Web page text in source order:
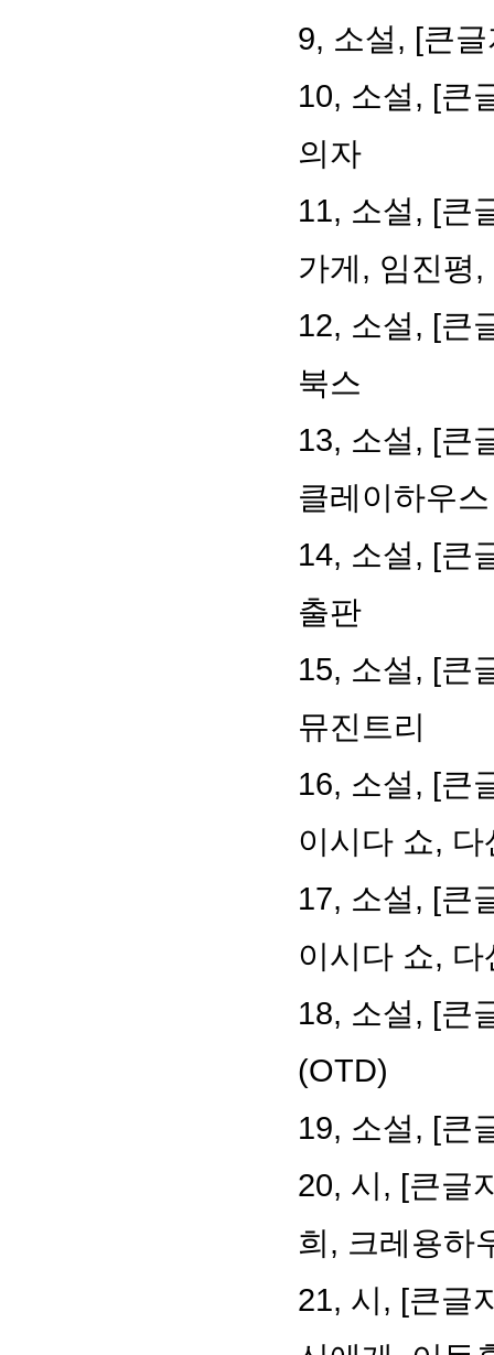
9, 소설, [큰
10, 소설, [큰
의자
11, 소설, [큰
가게, 임진평
12, 소설, [큰
북스
13, 소설, [큰
클레이하우스
14, 소설, [큰
출판
15, 소설, [큰
뮤진트리
16, 소설, [큰
이시다 쇼, 다
17, 소설, [큰
이시다 쇼, 다
18, 소설, [큰
(OTD)
19, 소설, [큰
20, 시, [큰글
희, 크레용하
21, 시, [큰글